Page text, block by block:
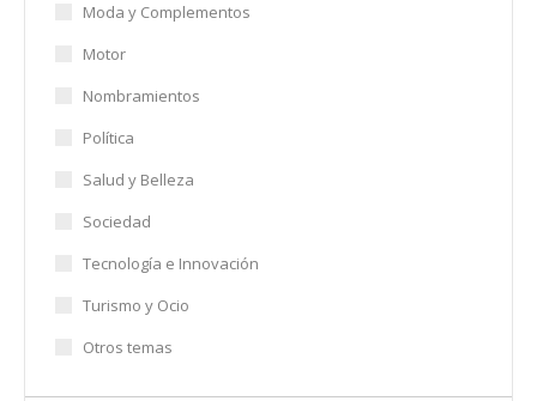
Moda y Complementos
Motor
Nombramientos
Política
Salud y Belleza
Sociedad
Tecnología e Innovación
Turismo y Ocio
Otros temas